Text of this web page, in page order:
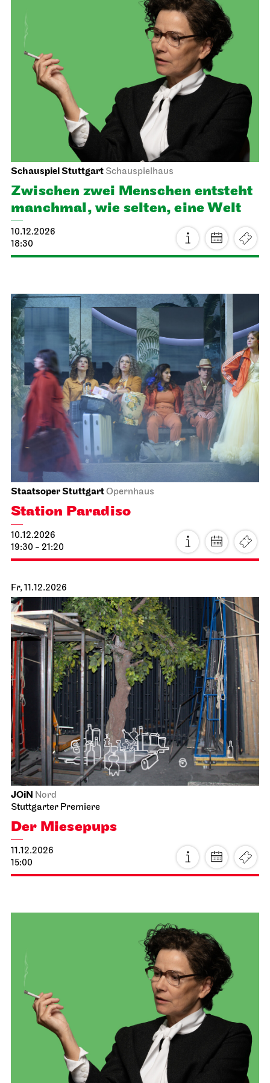
Opernhaus
Schulvorstellung
Die kleine Hexe
Schauspiel StuttgartSchauspielhaus
Zwischen zwei Menschen ent­steht
manch­mal, wie selten, eine Welt
10.12.2026
18:30
Staatsoper Stuttgart Opernhaus
Station Paradiso
10.12.2026
19:30 - 21:20
Fr, 11.12.2026
Stuttgarter Premiere
Der Miesepups